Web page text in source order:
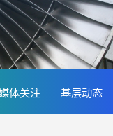
体关注 基层动态